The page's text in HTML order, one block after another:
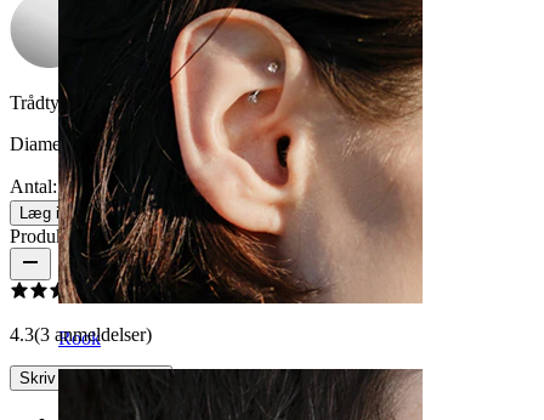
Rook
Trådtykkelse:1,2 mm
Diameter:
11 mm
Antal: 1 Skift
Læg i kurv
Produktanmeldelser
4.3(3 anmeldelser)
Skriv en anmeldelse